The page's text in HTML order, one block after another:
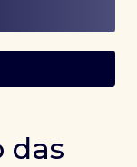
das